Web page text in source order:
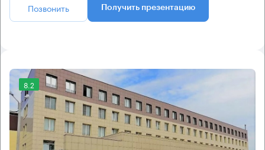
Позвонить Получить презентацию
8.2